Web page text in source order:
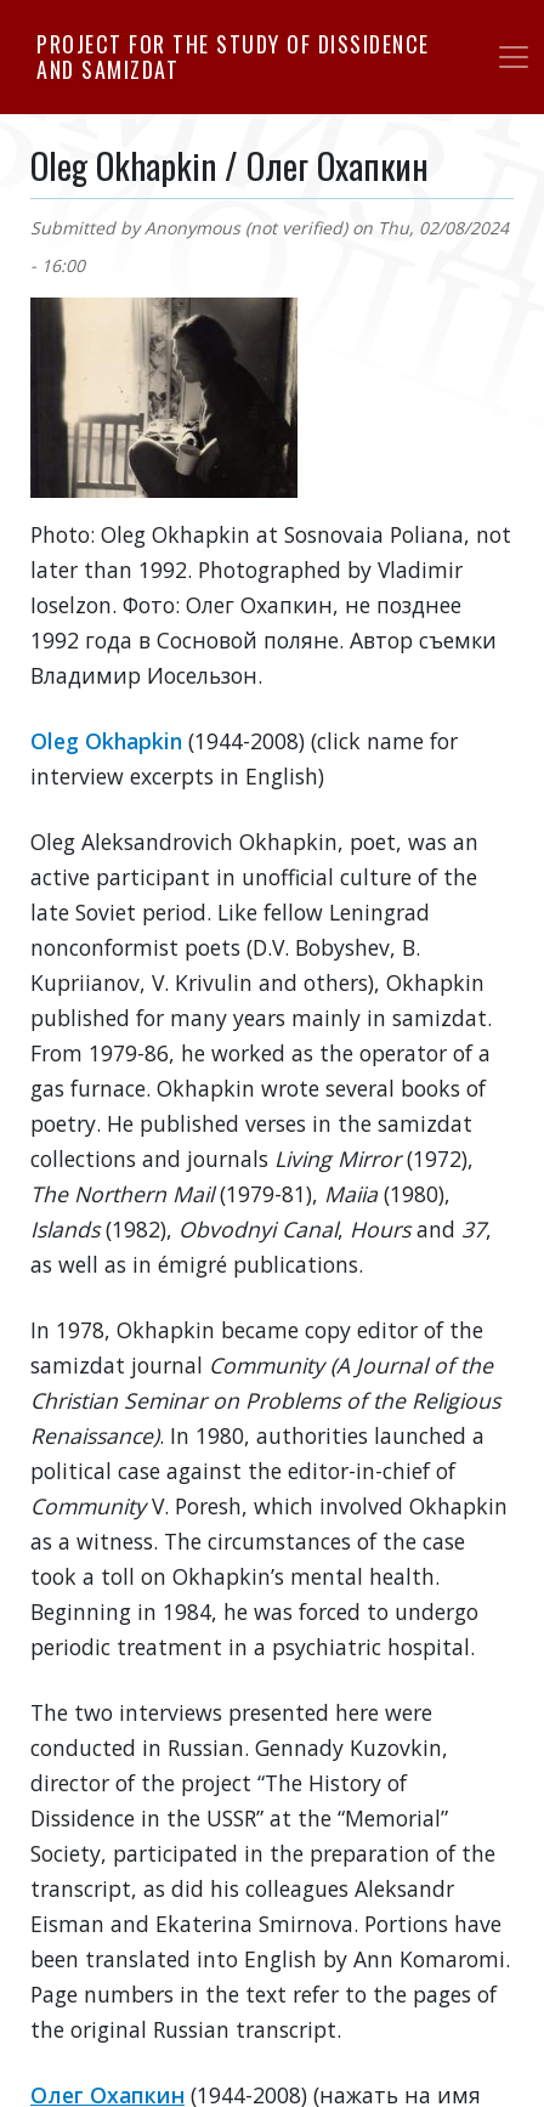
to
PROJECT FOR THE STUDY OF DISSIDENCE
AND SAMIZDAT
Oleg Okhapkin / Олег Охапкин
Submitted byAnonymous (not verified)on Thu, 02/08/2024
- 16:00
Photo: Oleg Okhapkin at Sosnovaia Poliana, not
later than 1992. Photographed by Vladimir
Ioselzon. Фото: Олег Охапкин, не позднее
1992 года в Сосновой поляне. Автор съемки
Владимир Иосельзон.
Oleg Okhapkin (1944-2008) (click name for
interview excerpts in English)
Oleg Aleksandrovich Okhapkin, poet, was an
active participant in unofficial culture of the
late Soviet period. Like fellow Leningrad
nonconformist poets (D.V. Bobyshev, B.
Kupriianov, V. Krivulin and others), Okhapkin
published for many years mainly in samizdat.
From 1979-86, he worked as the operator of a
gas furnace. Okhapkin wrote several books of
poetry. He published verses in the samizdat
collections and journals Living Mirror(1972),
The Northern Mail(1979-81), Maiia (1980),
Islands(1982), Obvodnyi Canal, Hoursand 37,
as well as in émigré publications.
In 1978, Okhapkin became copy editor of the
samizdat journal Community (A Journal of the
Christian Seminar on Problems of the Religious
Renaissance). In 1980, authorities launched a
political case against the editor-in-chief of
CommunityV. Poresh, which involved Okhapkin
as a witness. The circumstances of the case
took a toll on Okhapkin’s mental health.
Beginning in 1984, he was forced to undergo
periodic treatment in a psychiatric hospital.
The two interviews presented here were
conducted in Russian. Gennady Kuzovkin,
director of the project “The History of
Dissidence in the USSR” at the “Memorial”
Society, participated in the preparation of the
transcript, as did his colleagues Aleksandr
Eisman and Ekaterina Smirnova. Portions have
been translated into English by Ann Komaromi.
Page numbers in the text refer to the pages of
the original Russian transcript.
Олег Охапкин (1944-2008) (нажать на имя